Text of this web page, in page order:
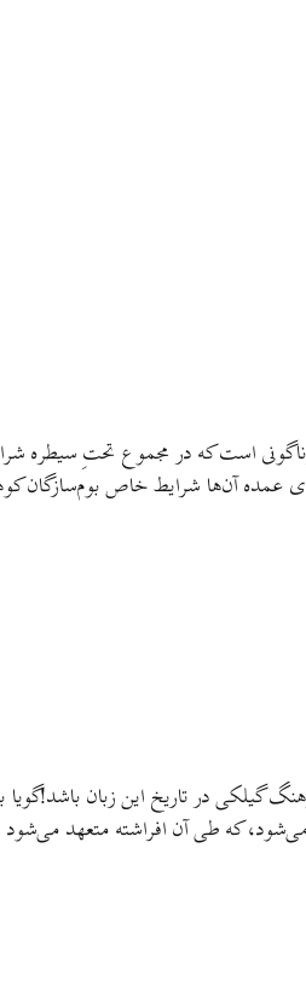
است که در مجموع تحتِ سیطره
عمده آن‌ها شرایط خاص بوم‌سازگان
می‌شود، که طی آن افراشته متعهد